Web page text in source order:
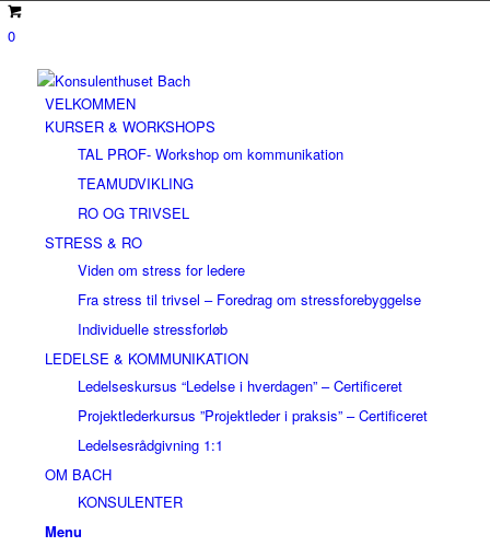
0
VELKOMMEN
KURSER & WORKSHOPS
TAL PROF- Workshop om kommunikation
TEAMUDVIKLING
RO OG TRIVSEL
STRESS & RO
Viden om stress for ledere
Fra stress til trivsel – Foredrag om stressforebyggelse
Individuelle stressforløb
LEDELSE & KOMMUNIKATION
Ledelseskursus “Ledelse i hverdagen” – Certificeret
Projektlederkursus ”Projektleder i praksis” – Certificeret
Ledelsesrådgivning 1:1
OM BACH
KONSULENTER
Menu